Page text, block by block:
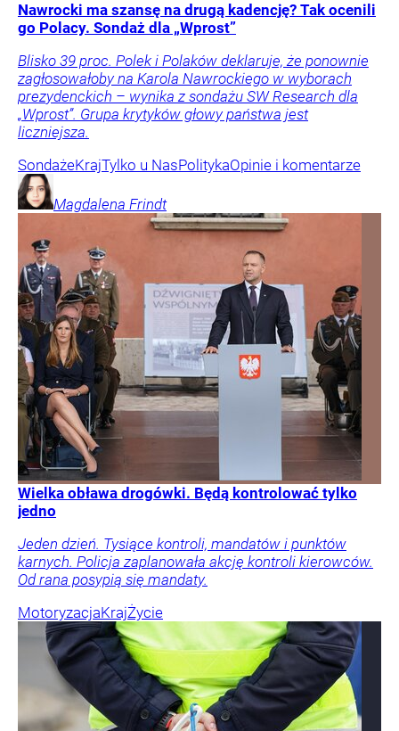
Nawrocki ma szansę na drugą kadencję? Tak ocenili
go Polacy. Sondaż dla „Wprost”
Blisko 39 proc. Polek i Polaków deklaruje, że ponownie
zagłosowałoby na Karola Nawrockiego w wyborach
prezydenckich – wynika z sondażu SW Research dla
„Wprost”. Grupa krytyków głowy państwa jest
liczniejsza.
SondażeKrajTylko u NasPolitykaOpinie i komentarze
Magdalena Frindt
Wielka obława drogówki. Będą kontrolować tylko
jedno
Jeden dzień. Tysiące kontroli, mandatów i punktów
karnych. Policja zaplanowała akcję kontroli kierowców.
Od rana posypią się mandaty.
MotoryzacjaKrajŻycie